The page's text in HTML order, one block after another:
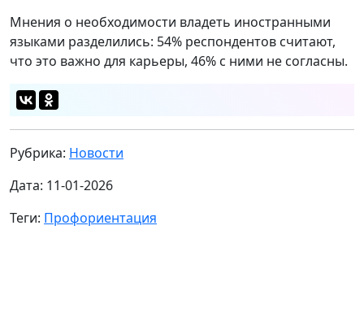
Мнения о необходимости владеть иностранными
языками разделились: 54% респондентов считают,
что это важно для карьеры, 46% с ними не согласны.
Рубрика: Новости
Дата: 11-01-2026
Теги: Профориентация